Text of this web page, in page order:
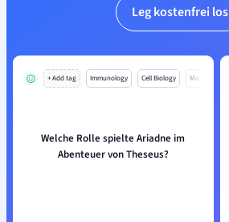
Leg kostenfrei los
+ Add tag Immunology Cell Biology Mo
Welche Rolle spielte Ariadne im
Abenteuer von Theseus?